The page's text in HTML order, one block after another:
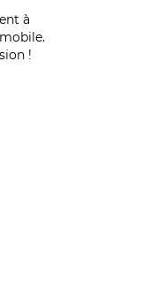
à
!